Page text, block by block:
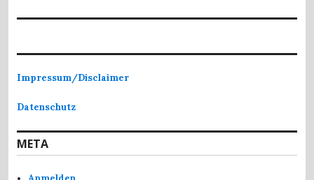
Impressum/Disclaimer
Datenschutz
META